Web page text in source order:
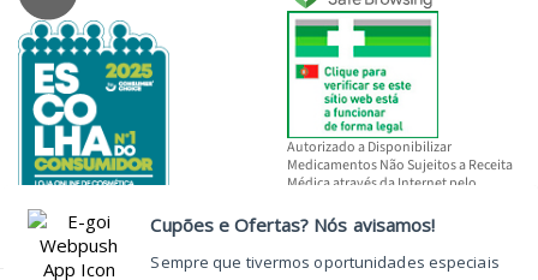
Autorizado a Disponibilizar
Medicamentos Não Sujeitos a Receita
Médica através da Internet pelo